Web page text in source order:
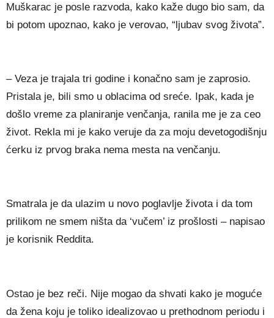
Muškarac je posle razvoda, kako kaže dugo bio sam, da
bi potom upoznao, kako je verovao, “ljubav svog života”.
– Veza je trajala tri godine i konačno sam je zaprosio.
Pristala je, bili smo u oblacima od sreće. Ipak, kada je
došlo vreme za planiranje venčanja, ranila me je za ceo
život. Rekla mi je kako veruje da za moju devetogodišnju
ćerku iz prvog braka nema mesta na venčanju.
Smatrala je da ulazim u novo poglavlje života i da tom
prilikom ne smem ništa da ‘vučem’ iz prošlosti – napisao
je korisnik Reddita.
Ostao je bez reči. Nije mogao da shvati kako je moguće
da žena koju je toliko idealizovao u prethodnom periodu i